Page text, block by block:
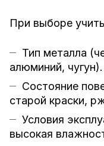
При выборе
Тип металла
алюминий, чугун).
Состояние
старой краски,
Условия
высокая